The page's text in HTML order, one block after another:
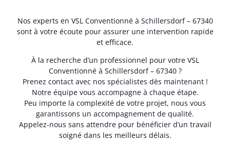
Nos experts en VSL Conventionné à Schillersdorf – 67340
sont à votre écoute pour assurer une intervention rapide
et efficace.
À la recherche d’un professionnel pour votre VSL
Conventionné à Schillersdorf – 67340 ?
Prenez contact avec nos spécialistes dès maintenant !
Notre équipe vous accompagne à chaque étape.
Peu importe la complexité de votre projet, nous vous
garantissons un accompagnement de qualité.
Appelez-nous sans attendre pour bénéficier d’un travail
soigné dans les meilleurs délais.